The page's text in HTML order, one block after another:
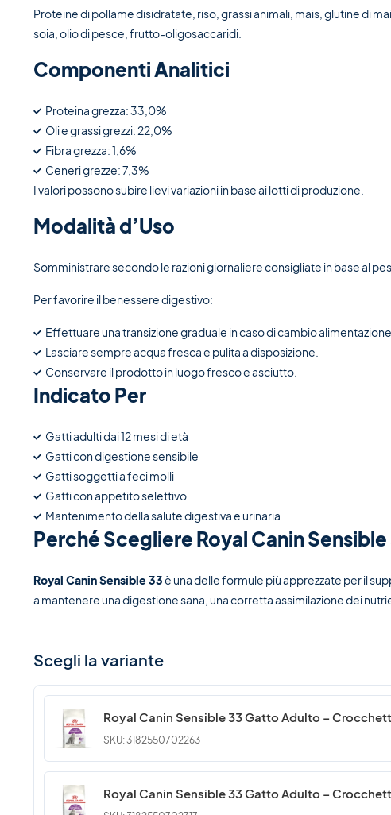
Proteine di pollame disidratate, riso, grassi animali, mais, glutine di
soia, olio di pesce, frutto-oligosaccaridi.
Componenti Analitici
Proteina grezza: 33,0%
Oli e grassi grezzi: 22,0%
Fibra grezza: 1,6%
Ceneri grezze: 7,3%
I valori possono subire lievi variazioni in base ai lotti di produzione.
Modalità d’Uso
Somministrare secondo le razioni giornaliere consigliate in base al
Per favorire il benessere digestivo:
Effettuare una transizione graduale in caso di cambio alimentazione.
Lasciare sempre acqua fresca e pulita a disposizione.
Conservare il prodotto in luogo fresco e asciutto.
Indicato Per
Gatti adulti dai 12 mesi di età
Gatti con digestione sensibile
Gatti soggetti a feci molli
Gatti con appetito selettivo
Mantenimento della salute digestiva e urinaria
Perché Scegliere Royal Canin Sensible
Royal Canin Sensible 33è una delle formule più apprezzate per il
a mantenere una digestione sana, una corretta assimilazione dei
Scegli la variante
Royal Canin Sensible 33 Gatto Adulto –
SKU: 3182550702263
Royal Canin Sensible 33 Gatto Adulto –